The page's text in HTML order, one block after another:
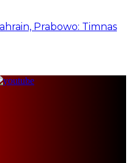
Prabowo: Timnas